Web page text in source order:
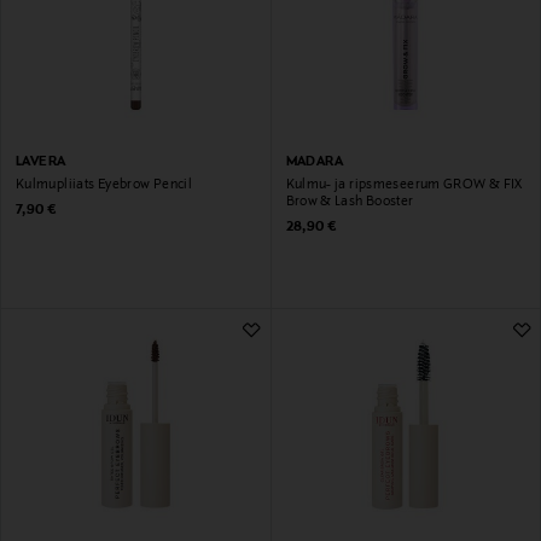
LAVERA
Kulmupliiats Eyebrow Pencil
Original Price
7,90 €
MADARA
Kulmu- ja ripsmeseerum GROW & FIX
Brow & Lash Booster
Original Price
28,90 €